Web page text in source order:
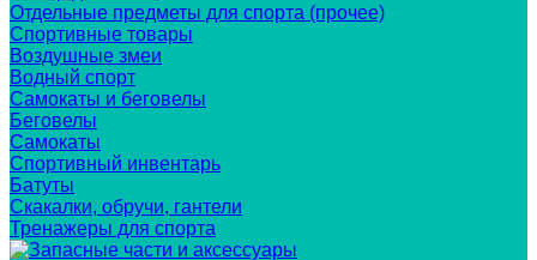
Отдельные предметы для спорта (прочее)
Спортивные товары
Воздушные змеи
Водный спорт
Самокаты и беговелы
Беговелы
Самокаты
Спортивный инвентарь
Батуты
Скакалки, обручи, гантели
Тренажеры для спорта